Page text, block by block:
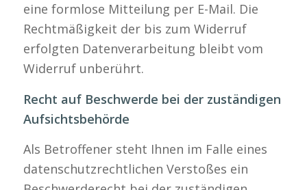
eine formlose Mitteilung per E-Mail. Die
Rechtmäßigkeit der bis zum Widerruf
erfolgten Datenverarbeitung bleibt vom
Widerruf unberührt.
Recht auf Beschwerde bei der zuständigen
Aufsichtsbehörde
Als Betroffener steht Ihnen im Falle eines
datenschutzrechtlichen Verstoßes ein